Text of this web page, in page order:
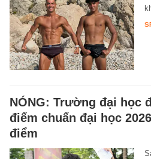
NÓNG: Trường đại học
điểm chuẩn đại học
điểm